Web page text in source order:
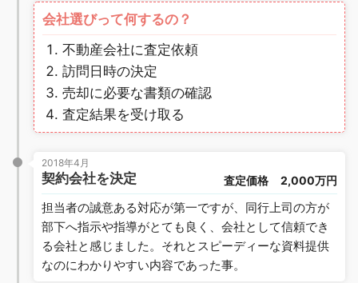
会社選びって何するの？
不動産会社に査定依頼
訪問日時の決定
売却に必要な書類の確認
査定結果を受け取る
2018年4月
契約会社を決定 査定価格 2,000万円
担当者の誠意ある対応が第一ですが、同行上司の方が
部下へ指示や指導がとても良く、会社として信頼でき
る会社と感じました。それとスピーディーな資料提供
なのにわかりやすい内容であった事。